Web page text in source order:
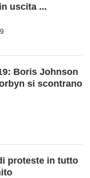
uscita ...
Boris Johnson
si scontrano
proteste in tutto